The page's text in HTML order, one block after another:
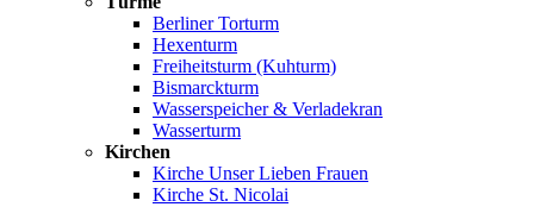
Berliner Torturm
Hexenturm
Freiheitsturm (Kuhturm)
Bismarckturm
Wasserspeicher & Verladekran
Wasserturm
Kirchen
Kirche Unser Lieben Frauen
Kirche St. Nicolai